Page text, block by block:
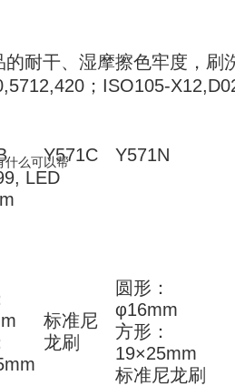
什么可以帮
耐干、湿摩擦色牢度，刷
；ISO105-
Y571C
Y571N
LED
标准尼
龙刷
圆形：
φ16mm
方形：
19×25mm
标准尼龙刷